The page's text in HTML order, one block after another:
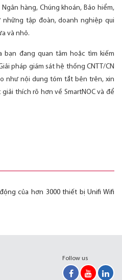
hàng, Chúng khoán, Bảo hiểm,
những tập đoàn, doanh nghiệp qui
và nhỏ.
bạn đang quan tâm hoặc tìm kiếm
pháp giám sát hệ thống CNTT/CN
như nội dung tóm tắt bên trên, xin
thích rõ hơn về SmartNOC và để
của hơn 3000 thiết bị Unifi Wifi
Follow us